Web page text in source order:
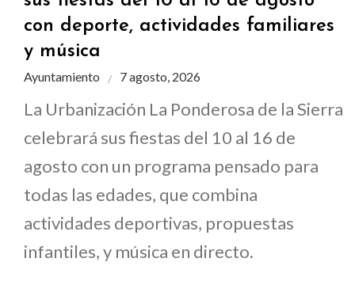
con deporte, actividades familiares
y música
Ayuntamiento 7 agosto, 2026
La Urbanización La Ponderosa de la Sierra
celebrará sus fiestas del 10 al 16 de
agosto con un programa pensado para
todas las edades, que combina
actividades deportivas, propuestas
infantiles, y música en directo.